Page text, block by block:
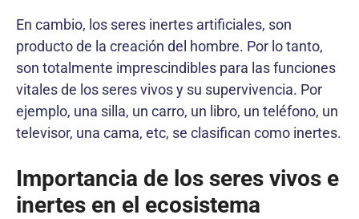
En cambio, los seres inertes artificiales, son
producto de la creación del hombre. Por lo tanto,
son totalmente imprescindibles para las funciones
vitales de los seres vivos y su supervivencia. Por
ejemplo, una silla, un carro, un libro, un teléfono, un
televisor, una cama, etc, se clasifican como inertes.
Importancia de los seres vivos e
inertes en el ecosistema